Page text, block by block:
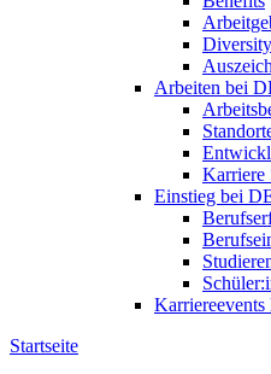
Arbeiten bei
Karriere
Einstieg bei
Startseite